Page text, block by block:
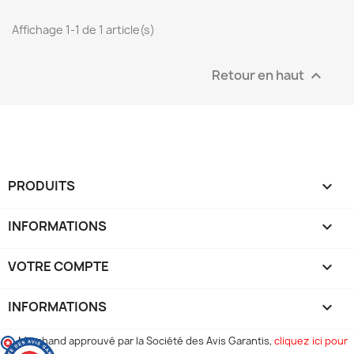
Affichage 1-1 de 1 article(s)
Retour en haut 
PRODUITS 
INFORMATIONS 
VOTRE COMPTE 
INFORMATIONS keyboard_arrow_down
Marchand approuvé par la Société des Avis Garantis, cliquez ici pour